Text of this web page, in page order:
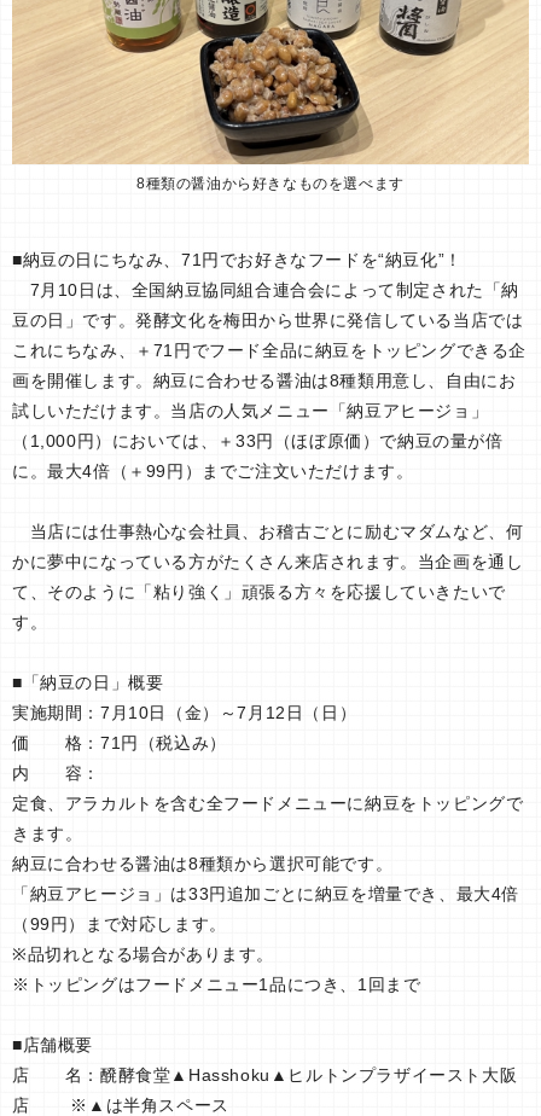
8種類の醤油から好きなものを選べます
■納豆の日にちなみ、71円でお好きなフードを“納豆化”！
7月10日は、全国納豆協同組合連合会によって制定された「納
豆の日」です。発酵文化を梅田から世界に発信している当店では
これにちなみ、＋71円でフード全品に納豆をトッピングできる企
画を開催します。納豆に合わせる醤油は8種類用意し、自由にお
試しいただけます。当店の人気メニュー「納豆アヒージョ」
（1,000円）においては、＋33円（ほぼ原価）で納豆の量が倍
に。最大4倍（＋99円）までご注文いただけます。
当店には仕事熱心な会社員、お稽古ごとに励むマダムなど、何
かに夢中になっている方がたくさん来店されます。当企画を通し
て、そのように「粘り強く」頑張る方々を応援していきたいで
す。
■「納豆の日」概要
実施期間：7月10日（金）～7月12日（日）
価 格：71円（税込み）
内 容：
定食、アラカルトを含む全フードメニューに納豆をトッピングで
きます。
納豆に合わせる醤油は8種類から選択可能です。
「納豆アヒージョ」は33円追加ごとに納豆を増量でき、最大4倍
（99円）まで対応します。
※品切れとなる場合があります。
※トッピングはフードメニュー1品につき、1回まで
■店舗概要
店 名：醗酵食堂▲Hasshoku▲ヒルトンプラザイースト大阪
店 ※▲は半角スペース